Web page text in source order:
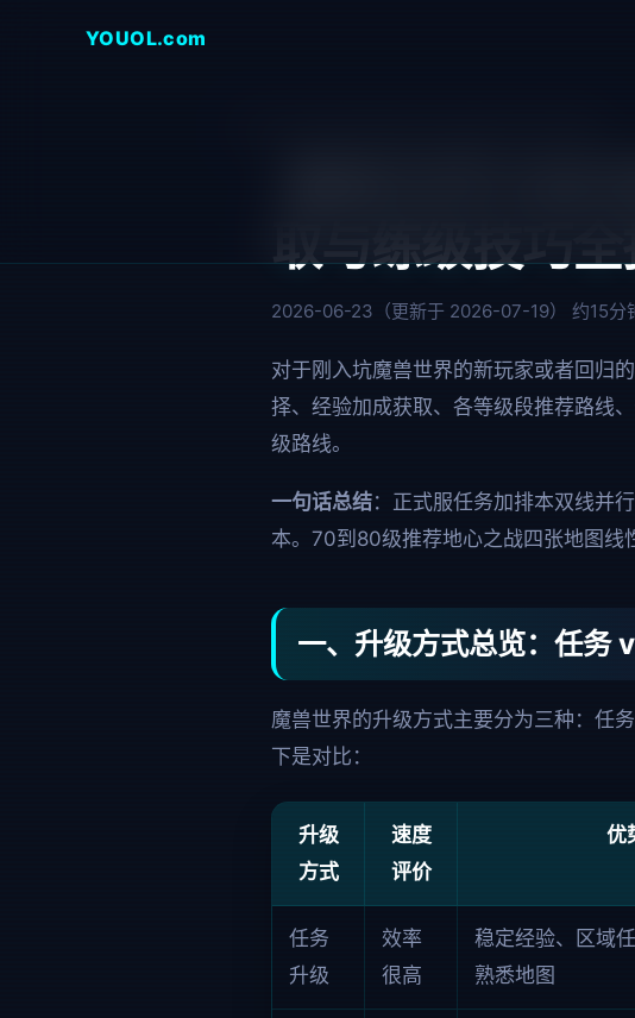
YOUOL.com
取与练级技巧
2026-06-23（更新于 2026-07-19） 约15分
对于刚入坑魔兽世界的新玩家或者回归
择、经验加成获取、各等级段推荐路线
级路线。
一句话总结：正式服任务加排本双线并
本。70到80级推荐地心之战四张地图线
一、升级方式总览：任务
魔兽世界的升级方式主要分为三种：任
下是对比：
升级
方式
速度
评价
优
任务
升级
效率
很高
稳定经验、区域
熟悉地图